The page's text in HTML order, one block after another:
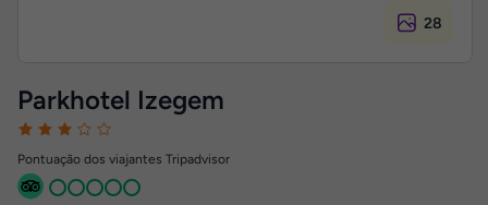
28
Parkhotel Izegem
Pontuação dos viajantes Tripadvisor